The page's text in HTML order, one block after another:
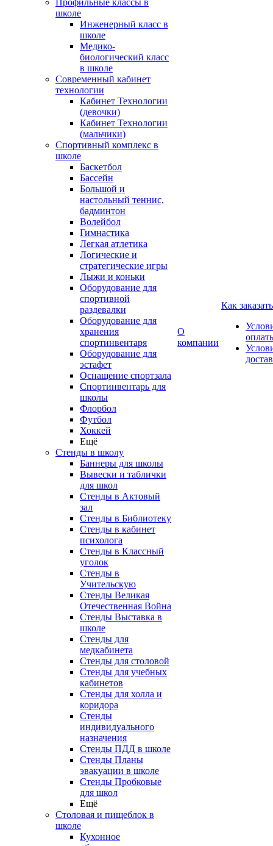
Профильные классы в
школе
Инженерный класс в
школе
Медико-
биологический класс
в школе
Современный кабинет
технологии
Кабинет Технологии
(девочки)
Кабинет Технологии
(мальчики)
Спортивный комплекс в
школе
Баскетбол
Бассейн
Большой и
настольный теннис,
бадминтон
Волейбол
Гимнастика
Легкая атлетика
Логические и
стратегические игры
Лыжи и коньки
Оборудование для
спортивной
раздевалки
Оборудование для
хранения
спортинвентаря
Оборудование для
эстафет
Оснащение спортзала
Спортинвентарь для
школы
Флорбол
Футбол
Хоккей
Ещё
Стенды в школу
Баннеры для школы
Вывески и таблички
для школ
Стенды в Актовый
зал
Стенды в Библиотеку
Стенды в кабинет
психолога
Стенды в Классный
уголок
Стенды в
Учительскую
Стенды Великая
Отечественная Война
Стенды Выставка в
школе
Стенды для
медкабинета
Стенды для столовой
Стенды для учебных
кабинетов
Стенды для холла и
коридора
Стенды
индивидуального
назначения
Стенды ПДД в школе
Стенды Планы
эвакуации в школе
Стенды Пробковые
для школ
Ещё
Столовая и пищеблок в
школе
Кухонное
О
компании
Как